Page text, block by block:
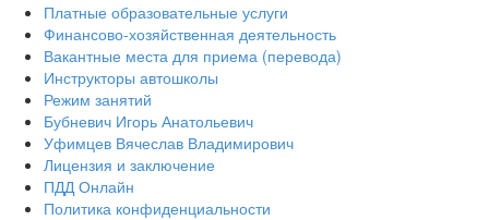
Платные образовательные услуги
Финансово-хозяйственная деятельность
Вакантные места для приема (перевода)
Инструкторы автошколы
Режим занятий
Бубневич Игорь Анатольевич
Уфимцев Вячеслав Владимирович
Лицензия и заключение
ПДД Онлайн
Политика конфиденциальности